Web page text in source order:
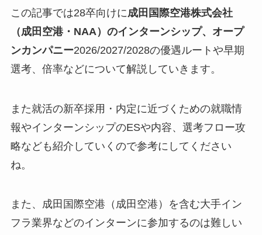
この記事では28卒向けに成田国際空港株式会社
（成田空港・NAA） のインターンシップ、オープ
ンカンパニー2026/2027/2028の優遇ルートや早期
選考、倍率などについて解説していきます。
また就活の新卒採用・内定に近づくための就職情
報やインターンシップのESや内容、選考フロー攻
略なども紹介していくので参考にしてください
ね。
また、成田国際空港（成田空港）を含む大手イン
フラ業界などのインターンに参加するのは難しい